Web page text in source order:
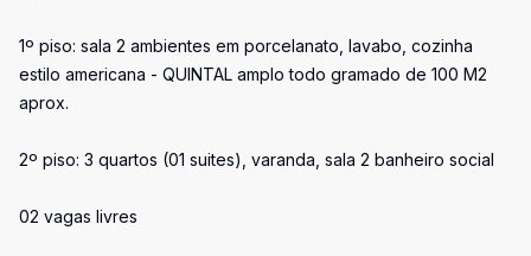
1º piso: sala 2 ambientes em porcelanato, lavabo, cozinha
estilo americana - QUINTAL amplo todo gramado de 100 M2
aprox.
2º piso: 3 quartos (01 suites), varanda, sala 2 banheiro social
02 vagas livres